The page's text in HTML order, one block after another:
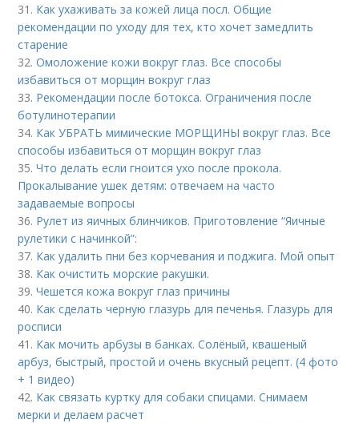
31. Как ухаживать за кожей лица посл. Общие
рекомендации по уходу для тех, кто хочет замедлить
старение
32.Омоложение кожи вокруг глаз. Все способы
избавиться от морщин вокруг глаз
33. Рекомендации после ботокса. Ограничения после
ботулинотерапии
34. Как УБРАТЬ мимические МОРЩИНЫ вокруг глаз. Все
способы избавиться от морщин вокруг глаз
35.Что делать если гноится ухо после прокола.
Прокалывание ушек детям: отвечаем на часто
задаваемые вопросы
36. Рулет из яичных блинчиков. Приготовление “Яичные
рулетики с начинкой”:
37. Как удалить пни без корчевания и поджига. Мой опыт
38. Как очистить морские ракушки.
39.Чешется кожа вокруг глаз причины
40. Как сделать черную глазурь для печенья. Глазурь для
росписи
41. Как мочить арбузы в банках. Солёный, квашеный
арбуз, быстрый, простой и очень вкусный рецепт. (4 фото
+ 1 видео)
42. Как связать куртку для собаки спицами. Снимаем
мерки и делаем расчет